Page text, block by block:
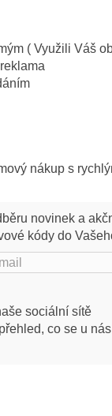
( Využili Váš
nákup s
novinek a
kódy do
sociální sítě
co se u